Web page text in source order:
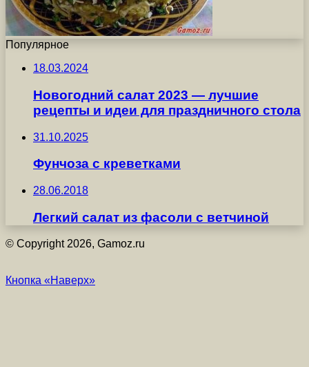
Популярное
18.03.2024
Новогодний салат 2023 — лучшие
рецепты и идеи для праздничного стола
31.10.2025
Фунчоза с креветками
28.06.2018
Легкий салат из фасоли с ветчиной
© Copyright 2026, Gamoz.ru
Кнопка «Наверх»